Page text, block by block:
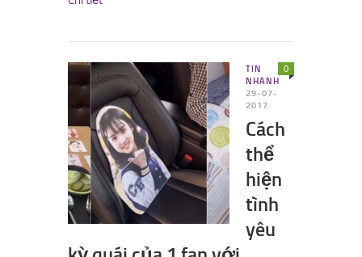
TIN
NHANH
29-07-
2017
Cách
thể
hiện
tình
yêu
0